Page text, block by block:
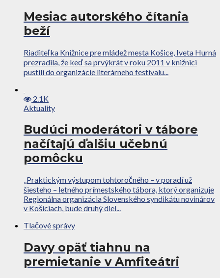
Mesiac autorského čítania
beží
Riaditeľka Knižnice pre mládež mesta Košice, Iveta Hurná
prezradila, že keď sa prvýkrát v roku 2011 v knižnici
pustili do organizácie literárneho festivalu...
2.1K
Aktuality
Budúci moderátori v tábore
načítajú ďalšiu učebnú
pomôcku
„Praktickým výstupom tohtoročného – v poradí už
šiesteho – letného prímestského tábora, ktorý organizuje
Regionálna organizácia Slovenského syndikátu novinárov
v Košiciach, bude druhý diel...
Tlačové správy
Davy opäť tiahnu na
premietanie v Amfiteátri